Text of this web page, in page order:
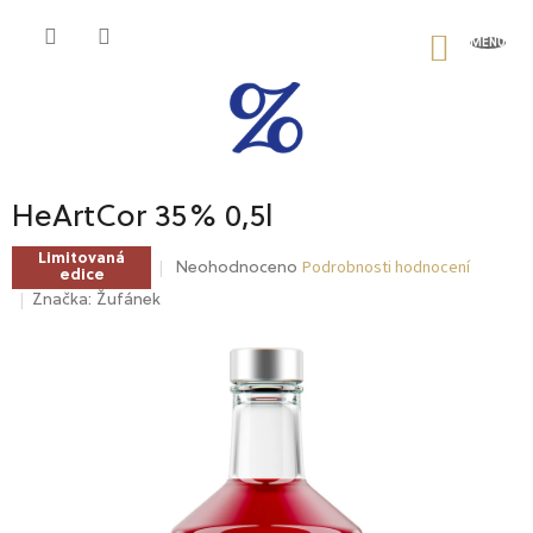
HeArtCor 35% 0,5l
Limitovaná
edice
Průměrné
Neohodnoceno Podrobnosti hodnocení
Značka: Žufánek